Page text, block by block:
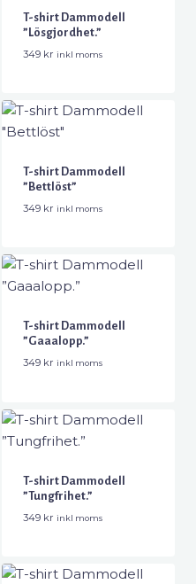
T-shirt Dammodell
”Lösgjordhet.”
349 kr inkl moms
T-shirt Dammodell
”Bettlöst”
349 kr inkl moms
T-shirt Dammodell
”Gaaalopp.”
349 kr inkl moms
T-shirt Dammodell
”Tungfrihet.”
349 kr inkl moms